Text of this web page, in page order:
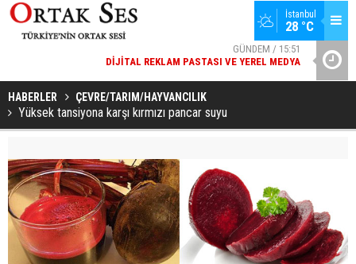
İstanbul
28 °C
GÜNDEM / 15:51
DIJITAL REKLAM PASTASI VE YEREL MEDYA
HABERLER ÇEVRE/TARIM/HAYVANCILIK
Yüksek tansiyona karşı kırmızı pancar suyu